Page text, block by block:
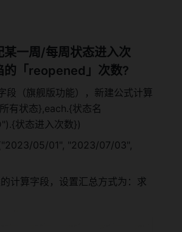
某一周/每周状态进入次
的「reopened」次数?
段（旗舰版功能），新建公式计算
有状态},each.{状态名
状态进入次数})
05/01", "2023/07/03",
计算字段，设置汇总方式为：求